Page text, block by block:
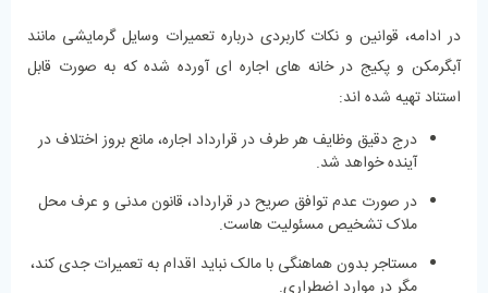
در ادامه، قوانین و نکات کاربردی درباره تعمیرات وسایل گرمایشی مانند
آبگرمکن و پکیج در خانه‌ های اجاره ‌ای آورده شده که به ‌صورت قابل
استناد تهیه شده ‌اند:
درج دقیق وظایف هر طرف در قرارداد اجاره، مانع بروز اختلاف در
آینده خواهد شد.
در صورت عدم توافق صریح در قرارداد، قانون مدنی و عرف محل
ملاک تشخیص مسئولیت ‌هاست.
مستاجر بدون هماهنگی با مالک نباید اقدام به تعمیرات جدی کند،